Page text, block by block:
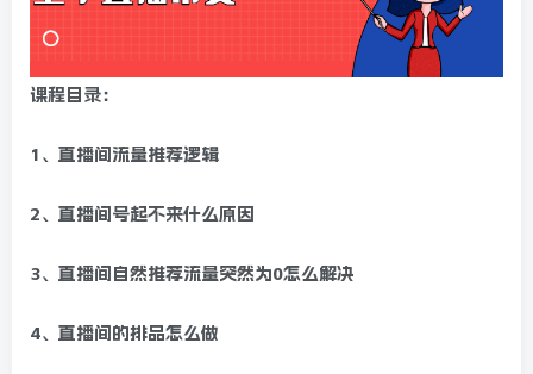
课程目录：
1、直播间流量推荐逻辑
2、直播间号起不来什么原因
3、直播间自然推荐流量突然为0怎么解决
4、直播间的排品怎么做